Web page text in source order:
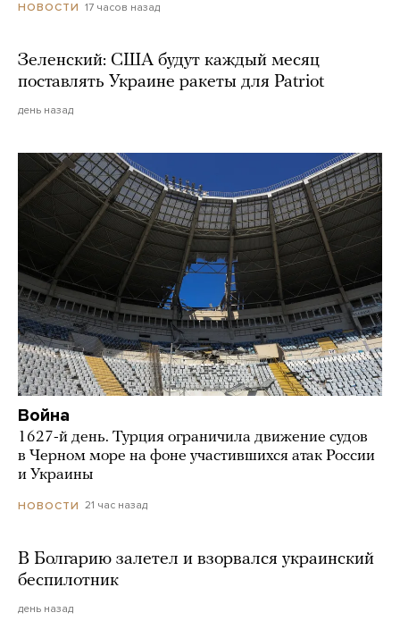
НОВОСТИ 17 часов назад
Зеленский: США будут каждый месяц
поставлять Украине ракеты для Patriot
день назад
Война
1627-й день. Турция ограничила движение судов
в Черном море на фоне участившихся атак России
и Украины
НОВОСТИ 21 час назад
В Болгарию залетел и взорвался украинский
беспилотник
день назад